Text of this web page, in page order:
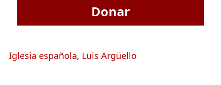
Donar
Iglesia española, Luis Argüello